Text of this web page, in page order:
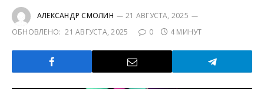
АЛЕКСАНДР СМОЛИН
21 АВГУСТА, 2025
ОБНОВЛЕНО: 21 АВГУСТА, 2025 0 4 МИНУТ